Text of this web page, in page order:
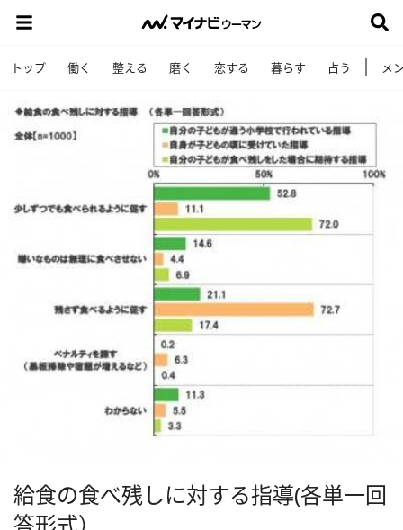
トップ 働く 整える 磨く 恋する 暮らす 占う メ
給食の食べ残しに対する指導(各単一回